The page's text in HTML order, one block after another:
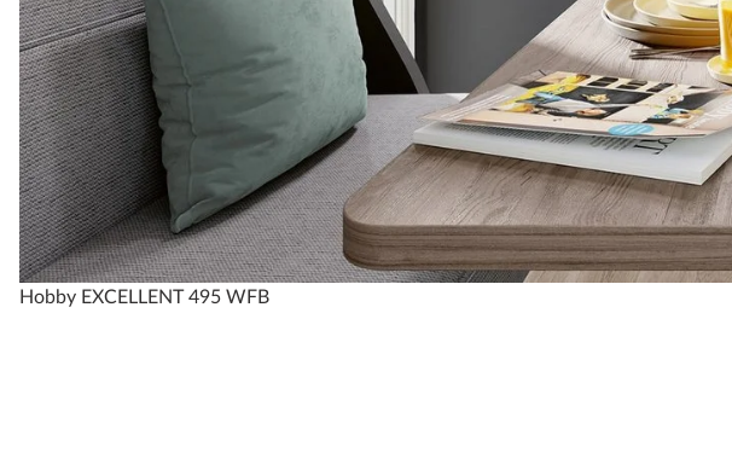
Hobby EXCELLENT 495 WFB